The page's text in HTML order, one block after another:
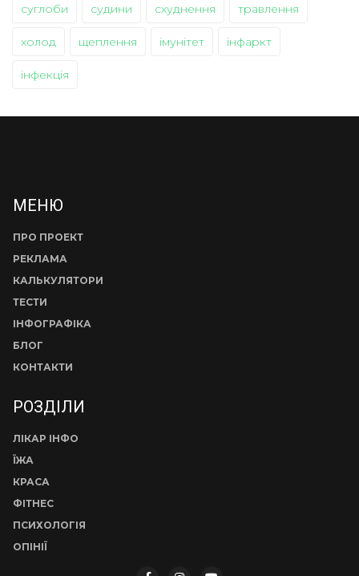
суглоби судини схуднення травлення
холод щеплення імунітет інфаркт
інфекція
МЕНЮ
ПРО ПРОЕКТ
РЕКЛАМА
КАЛЬКУЛЯТОРИ
ТЕСТИ
ІНФОГРАФІКА
БЛОГ
КОНТАКТИ
РОЗДІЛИ
ЛІКАР ІНФО
ЇЖА
КРАСА
ФІТНЕС
ПСИХОЛОГІЯ
ОПІНІЇ